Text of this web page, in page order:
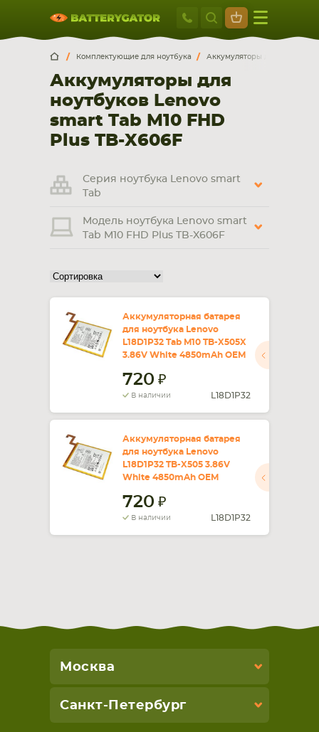
Москва
+7 495 414
Москва Санкт-Петербург
г. Москва, ул. Ткацкая, 5с3 (м. Семеновская)
5 мин. ходьбы от ст.м. “Семеновская”
+7 495 414 28 59
Обратный звонок
Пн-Вс:
смартфона, планшета
НОУТБУКА ПЛАНШЕТА
СМАРТФОНА КОМПЛЕКТУЮЩИЕ
Комплектующие для ноутбука Аккумуляторы для ноутбуков
Аккумуляторы для
ноутбуков Lenovo
smart Tab M10 FHD
Plus TB-X606F
Серия ноутбука Lenovo smart
Tab
Модель ноутбука Lenovo smart
Tab M10 FHD Plus TB-X606F
Аккумуляторная батарея
для ноутбука Lenovo
L18D1P32 Tab M10 TB-X505X
3.86V White 4850mAh OEM
720
В наличии L18D1P32
Аккумуляторная батарея
для ноутбука Lenovo
L18D1P32 TB-X505 3.86V
White 4850mAh OEM
720
В наличии L18D1P32
Москва
Санкт-Петербург